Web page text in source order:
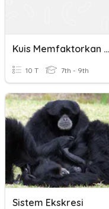
Kuis Memfaktorkan Selisih Dua Kuadrat
10 T 7th - 9th
Sistem Ekskresi